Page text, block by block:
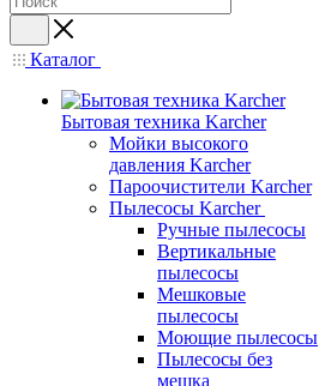
Каталог
Бытовая техника Karcher
Мойки высокого
давления Karcher
Пароочистители Karcher
Пылесосы Karcher
Ручные пылесосы
Вертикальные
пылесосы
Мешковые
пылесосы
Моющие пылесосы
Пылесосы без
мешка